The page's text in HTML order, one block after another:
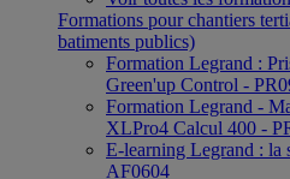
Formations pour chantiers
batiments publics)
Formation Legrand :
Green'up Control -
Formation Legrand -
XLPro4 Calcul 400 -
E-learning Legrand :
AF0604